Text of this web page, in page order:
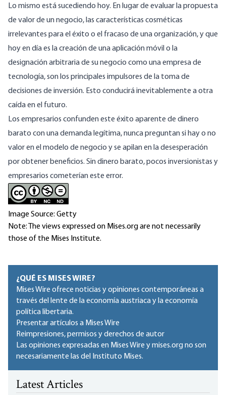
Lo mismo está sucediendo hoy. En lugar de evaluar la propuesta
de valor de un negocio, las características cosméticas
irrelevantes para el éxito o el fracaso de una organización, y que
hoy en día es la creación de una aplicación móvil o la
designación arbitraria de su negocio como una empresa de
tecnología, son los principales impulsores de la toma de
decisiones de inversión. Esto conducirá inevitablemente a otra
caída en el futuro.
Los empresarios confunden este éxito aparente de dinero
barato con una demanda legítima, nunca preguntan si hay o no
valor en el modelo de negocio y se apilan en la desesperación
por obtener beneficios. Sin dinero barato, pocos inversionistas y
empresarios cometerían este error.
Image Source: Getty
Note: The views expressed on Mises.org are not necessarily
those of the Mises Institute.
¿QUÉ ES MISES WIRE?
Mises Wire ofrece noticias y opiniones contemporáneas a
través del lente de la economía austriaca y la economía
política libertaria.
Presentar artículos a Mises Wire
Reimpresiones, permisos y derechos de autor
Las opiniones expresadas en Mises Wire y mises.org no son
necesariamente las del Instituto Mises.
Latest Articles